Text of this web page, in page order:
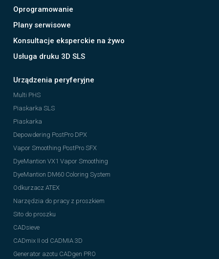
Oprogramowanie
Plany serwisowe
Konsultacje eksperckie na żywo
Usługa druku 3D SLS
Urządzenia peryferyjne
Multi PHS
Piaskarka SLS
Piaskarka
Depowdering PostPro DPX
Vapor Smoothing PostPro SFX
DyeMantion VX1 Vapor Smoothing
DyeMantion DM60 Coloring System
Odkurzacz ATEX
Narzędzia do pracy z proszkiem
Sito do proszku
CADsieve
CADmix II od CADMIA 3D
Generator azotu CADgen PRO